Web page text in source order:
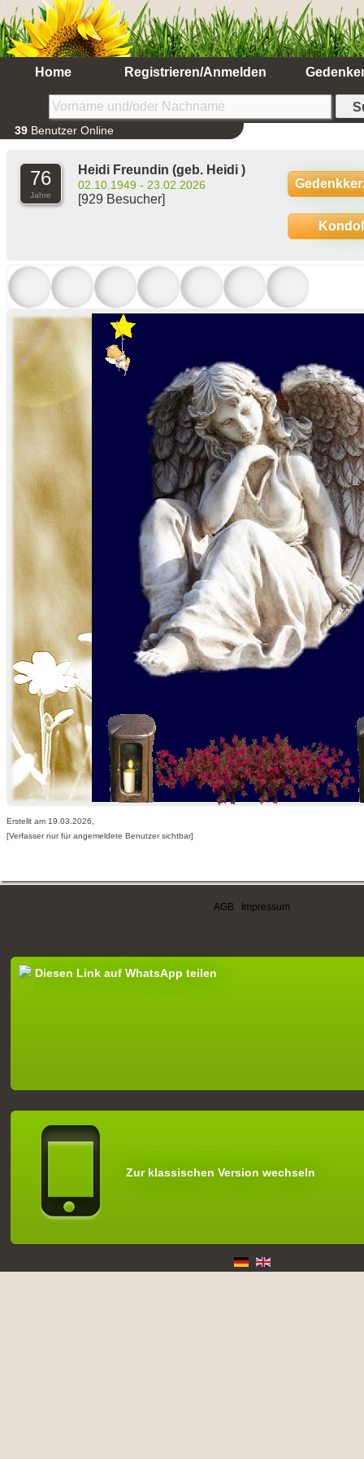
Home Registrieren/Anmelden
39 Benutzer Online
76
Jahre
Heidi Freundin (geb. Heidi )
02.10.1949 - 23.02.2026
[929 Besucher]
Erstellt am 19.03.2026,
[Verfasser nur für angemeldete Benutzer sichtbar]
AGB Impressum
Diesen Link auf WhatsApp teilen
Zur klassischen Version wechseln